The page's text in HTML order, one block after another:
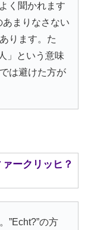
く聞かれます
あまりなさない
ります。た
」という意味
は避けた方が
ークリッヒ？
”Echt?”の方